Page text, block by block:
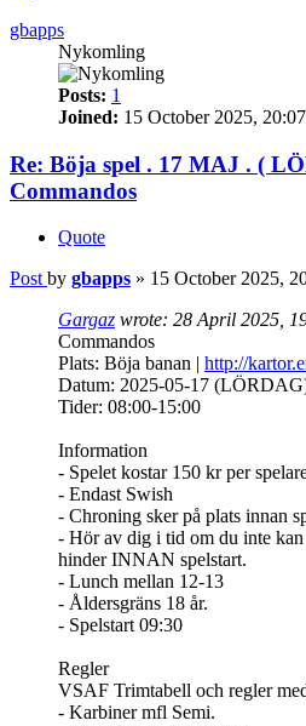
gbapps
Nykomling
Posts: 1
Joined: 15 October 2025, 20:07
Re: Böja spel . 17 MAJ . (
Commandos
Quote
Post by gbapps » 15 October 2025,
Gargaz wrote: 28 April 2025,
Commandos
Plats: Böja banan | http://
Datum: 2025-05-17
Tider: 08:00-15:00
Information
- Spelet kostar 150 kr per
- Endast Swish
- Chroning sker på plats innan
- Hör av dig i tid om du inte
hinder INNAN spelstart.
- Lunch mellan 12-13
- Åldersgräns 18 år.
- Spelstart 09:30
Regler
VSAF Trimtabell och regler
- Karbiner mfl Semi.